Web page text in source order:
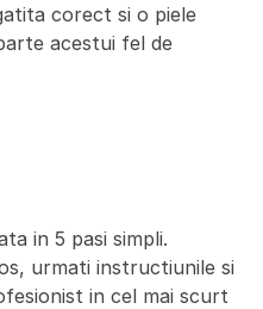
corect si o piele
acestui fel de
in 5 pasi simpli.
urmati instructiunile si
in cel mai scurt